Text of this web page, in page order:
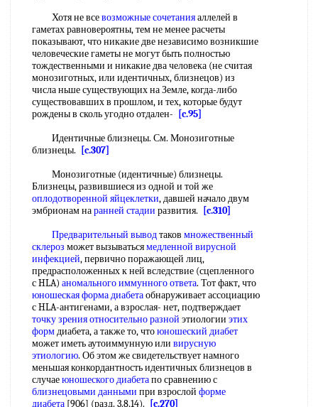
Хотя не всевозможные сочетанияаллелей в
гаметах равновероятны, тем не менее расчеты
показывают, что никакие две независимо возникшие
человеческие гаметы не могут быть полностью
тождественными и никакие два человека (не считая
монозиготных, или идентичных, близнецов) из
числа ньше существующих на Земле, когда-либо
существовавших в прошлом, и тех, которые будут
рождены в сколь угодно отдален-
[c.95]
Идентичные близнецы. См. Монозиготные
близнецы.
[c.307]
Монозиготные (идентичные) близнецы.
Близнецы, развившиеся из одной и той же
оплодотворенной яйцеклетки, давшей начало двум
эмбрионам наранней стадии развития.
[c.310]
Предварительный выводтаков множественный
склероз может вызыватьсямедленной вирусной
инфекцией, первично поражающей лиц,
предрасположенных к ней вследствие (сцепленного
с HLA) аномального иммунного ответа. Тот факт, что
юношеская форма диабетаобнаруживает ассоциацию
с HLA-антигенами, а взрослая- нет, подтверждает
точку зренияотносительно разной этиологии этих
формдиабета, а также то, чтоюношеский диабет
может иметь аутоиммунную или вирусную
этиологию. Об этом же свидетельствует намного
меньшая конкордантность идентичных близнецов в
случаеюношеского диабетапо сравнению с
близнецовыми данными при взрослой форме
диабета [906] (разд. 3.8.14). [c.270]